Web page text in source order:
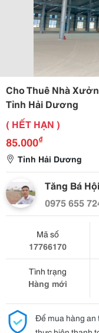
Cho Thuê Nhà
Tỉnh Hải Dương
( HẾT HẠN )
85.000₫
Tỉnh Hải Dương
Tăng Bá Hội
0975 655
Mã số
17766170
Tình trạng
Hàng mới
Để mua hàng an